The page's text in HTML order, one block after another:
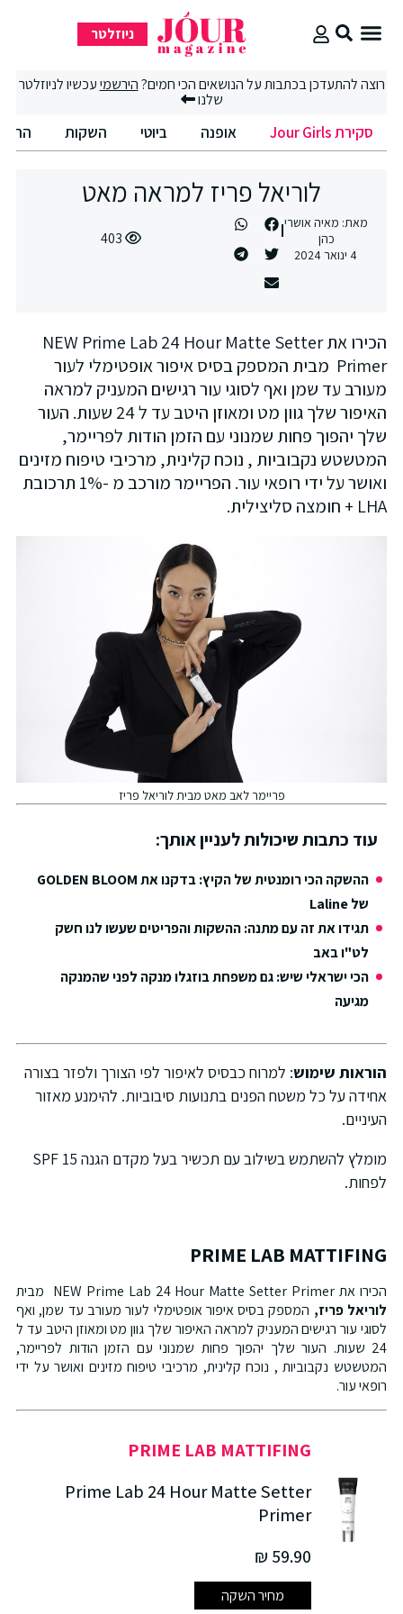
ניוזלטר
רוצה להתעדכן בכתבות על הנושאים הכי חמים?הירשמיעכשיו לניוזלטר
שלנו
סקירת Jour Girls אופנה ביוטי השקות
לוריאל פריז למראה מאט
מאת: מאיה אושרי
כהן
4 ינואר 2024
403
הכירו את NEW Prime Lab 24 Hour Matte Setter
Primer מבית המספק בסיס איפור אופטימלי לעור
מעורב עד שמן ואף לסוגי עור רגישים המעניק למראה
האיפור שלך גוון מט ומאוזן היטב עד ל 24 שעות. העור
שלך יהפוך פחות שמנוני עם הזמן הודות לפריימר,
המטשטש נקבוביות , נוכח קלינית, מרכיבי טיפוח מזינים
ואושר על ידי רופאי עור. הפריימר מורכב מ -1% תרכובת
LHA + חומצה סליצילית.
פריימר לאב מאט מבית לוריאל פריז
עוד כתבות שיכולות לעניין אותך:
ההשקה הכי רומנטית של הקיץ: בדקנו את GOLDEN BLOOM
של Laline
תגידו את זה עם מתנה: ההשקות והפריטים שעשו לנו חשק
לט"ו באב
הכי ישראלי שיש: גם משפחת בוזגלו מנקה לפני שהמנקה
מגיעה
הוראות שימוש: למרוח כבסיס לאיפור לפי הצורך ולפזר בצורה
אחידה על כל משטח הפנים בתנועות סיבוביות. להימנע מאזור
העיניים.
מומלץ להשתמש בשילוב עם תכשיר בעל מקדם הגנה SPF 15
לפחות.
PRIME LAB MATTIFING
הכירו את NEW Prime Lab 24 Hour Matte Setter Primer מבית
לוריאל פריז, המספק בסיס איפור אופטימלי לעור מעורב עד שמן, ואף
לסוגי עור רגישים המעניק למראה האיפור שלך גוון מט ומאוזן היטב עד ל
24 שעות. העור שלך יהפוך פחות שמנוני עם הזמן הודות לפריימר,
המטשטש נקבוביות , נוכח קלינית, מרכיבי טיפוח מזינים ואושר על ידי
רופאי עור.
PRIME LAB MATTIFING
Prime Lab 24 Hour Matte Setter
Primer
59.90 ₪
מחיר השקה